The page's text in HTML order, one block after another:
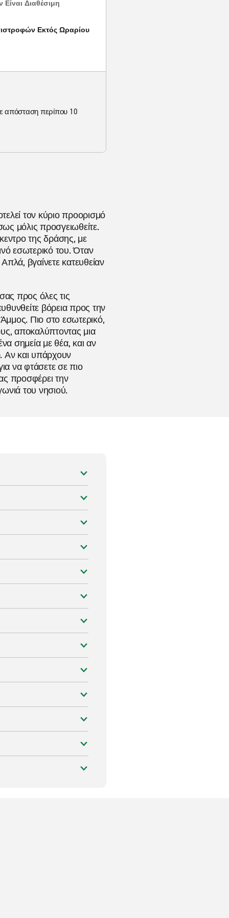
Διαθέσιμη
Εκτός Ωραρίου
απόσταση περίπου 10
τον κύριο προορισμό
μόλις προσγειωθείτε.
της δράσης, με
εσωτερικό του. Όταν
βγαίνετε κατευθείαν
προς όλες τις
βόρεια προς την
Πιο στο εσωτερικό,
αποκαλύπτοντας μια
σημεία με θέα, και αν
Αν και υπάρχουν
να φτάσετε σε πιο
προσφέρει την
του νησιού.